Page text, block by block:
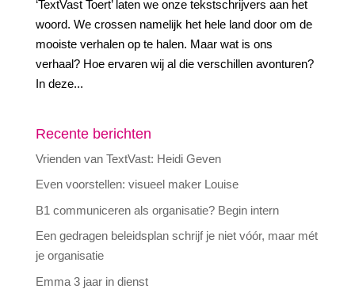
‘TextVast Toert’ laten we onze tekstschrijvers aan het
woord. We crossen namelijk het hele land door om de
mooiste verhalen op te halen. Maar wat is ons
verhaal? Hoe ervaren wij al die verschillen avonturen?
In deze...
Recente berichten
Vrienden van TextVast: Heidi Geven
Even voorstellen: visueel maker Louise
B1 communiceren als organisatie? Begin intern
Een gedragen beleidsplan schrijf je niet vóór, maar mét
je organisatie
Emma 3 jaar in dienst